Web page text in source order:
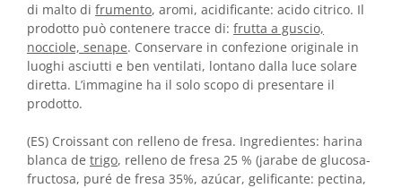
di malto di frumento, aromi, acidificante: acido citrico. Il
prodotto può contenere tracce di: frutta a guscio,
nocciole, senape. Conservare in confezione originale in
luoghi asciutti e ben ventilati, lontano dalla luce solare
diretta. L’immagine ha il solo scopo di presentare il
prodotto.
(ES) Croissant con relleno de fresa. Ingredientes: harina
blanca de trigo, relleno de fresa 25 % (jarabe de glucosa-
fructosa, puré de fresa 35%, azúcar, gelificante: pectina,